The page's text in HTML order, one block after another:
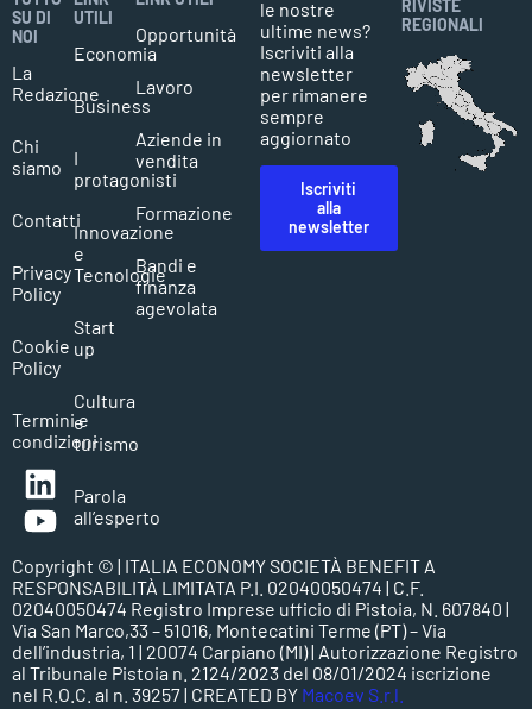
SU DI
NOI
La
Redazione
Chi
siamo
Contatti
Privacy
Policy
Cookie
Policy
Termini e
condizioni
UTILI
Economia
Business
I
protagonisti
Innovazione
e
Tecnologie
Start
up
Cultura
e
turismo
Parola
all’esperto
Opportunità
Lavoro
Aziende in
vendita
Formazione
Bandi e
finanza
agevolata
le nostre
ultime news?
Iscriviti alla
newsletter
per rimanere
sempre
aggiornato
Iscriviti
alla
newsletter
RIVISTE
REGIONALI
Copyright © | ITALIA ECONOMY SOCIETÀ BENEFIT A
RESPONSABILITÀ LIMITATA P.I. 02040050474 | C.F.
02040050474 Registro Imprese ufficio di Pistoia, N. 607840 |
Via San Marco,33 – 51016, Montecatini Terme (PT) – Via
dell’industria, 1 | 20074 Carpiano (MI) | Autorizzazione Registro
al Tribunale Pistoia n. 2124/2023 del 08/01/2024 iscrizione
nel R.O.C. al n. 39257 | CREATED BY Macoev S.r.l.